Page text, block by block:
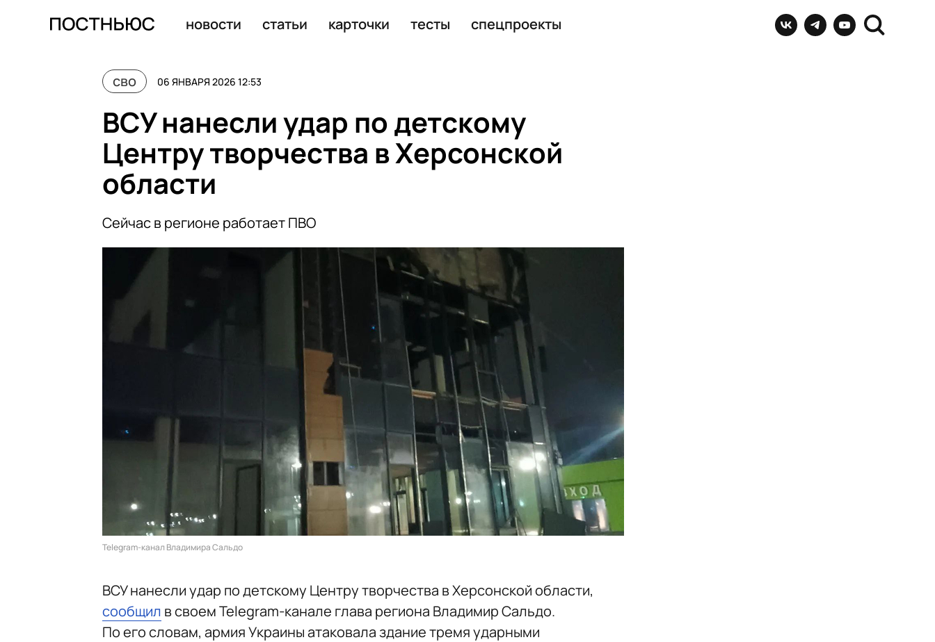
новости статьи карточки тесты спецпроекты
сво 06 ЯНВАРЯ 2026 12:53
ВСУ нанесли удар по детскому
Центру творчества в Херсонской
области
Сейчас в регионе работает ПВО
Telegram-канал Владимира Сальдо
ВСУ нанесли удар по детскому Центру творчества в Херсонской области,
сообщил в своем Telegram-канале глава региона Владимир Сальдо.
По его словам, армия Украины атаковала здание тремя ударными